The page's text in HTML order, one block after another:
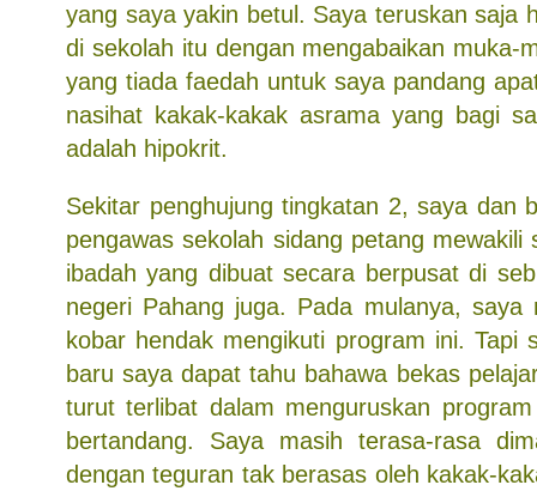
yang saya yakin betul. Saya teruskan saja
di sekolah itu dengan mengabaikan muka-
yang tiada faedah untuk saya pandang
nasihat kakak-kakak asrama yang bagi
adalah hipokrit.
Sekitar penghujung tingkatan 2, saya dan
pengawas sekolah sidang petang mewakili
ibadah yang dibuat secara berpusat di
negeri Pahang juga. Pada mulanya, saya
kobar hendak mengikuti program ini. Tapi
baru saya dapat tahu bahawa bekas
turut terlibat dalam menguruskan
bertandang. Saya masih terasa-rasa
dengan teguran tak berasas oleh kakak-